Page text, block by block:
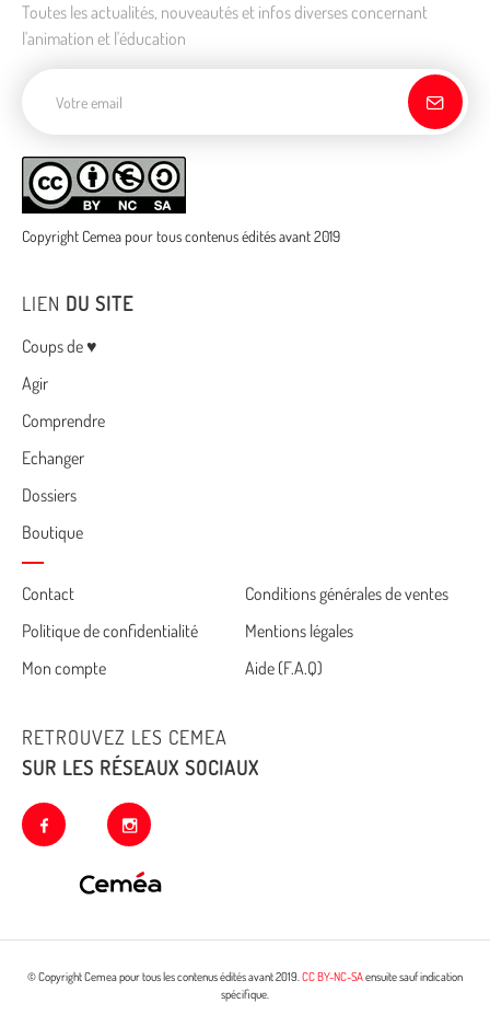
Toutes les actualités, nouveautés et infos diverses concernant
l'animation et l'éducation
Copyright Cemea pour tous contenus édités avant 2019
LIEN DU SITE
Menu
Coups de ♥
Agir
Comprendre
Echanger
Dossiers
Boutique
Cemea
footer
Contact
Conditions générales de ventes
Politique de confidentialité
Mentions légales
Mon compte
Aide (F.A.Q)
RETROUVEZ LES CEMEA
SUR LES RÉSEAUX SOCIAUX
facebook instagram
© Copyright Cemea pour tous les contenus édités avant 2019.CC BY-NC-SAensuite sauf indication
spécifique.